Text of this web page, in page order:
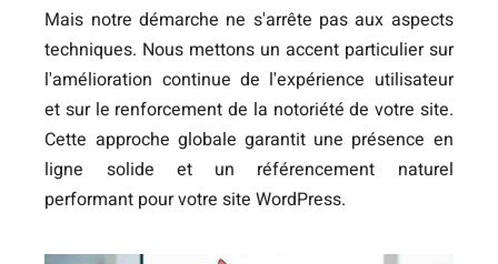
Mais notre démarche ne s'arrête pas aux aspects
techniques. Nous mettons un accent particulier sur
l'amélioration continue de l'expérience utilisateur
et sur le renforcement de la notoriété de votre site.
Cette approche globale garantit une présence en
ligne solide et un référencement naturel
performant pour votre site WordPress.